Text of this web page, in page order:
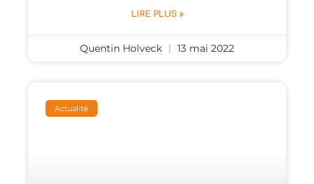
LIRE PLUS »
Quentin Holveck 13 mai 2022
Actualité